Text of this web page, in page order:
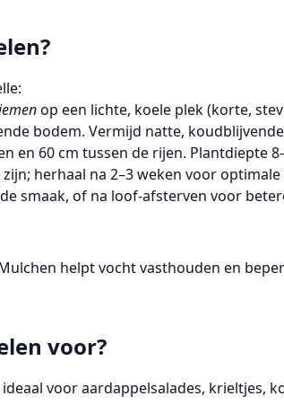
:
op een lichte, koele plek (korte,
bodem. Vermijd natte,
en 60 cm tussen de rijen. Plantdiepte
herhaal na 2–3 weken voor
smaak, of na loof-afsterven voor
helpt vocht vasthouden en
voor?
ideaal vooraardappelsalades, krieltjes,